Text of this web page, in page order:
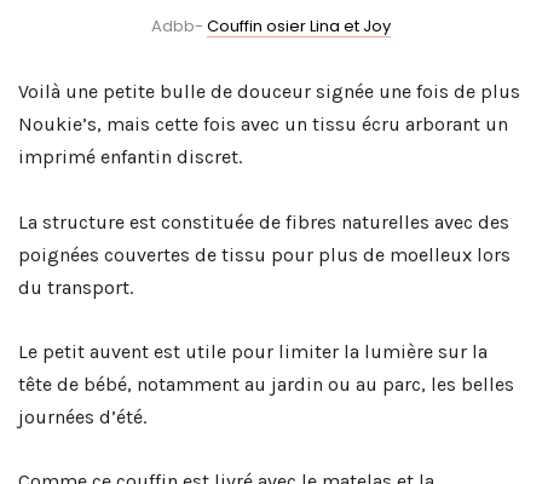
Adbb- Couffin osier Lina et Joy
Voilà une petite bulle de douceur signée une fois de plus
Noukie’s, mais cette fois avec un tissu écru arborant un
imprimé enfantin discret.
La structure est constituée de fibres naturelles avec des
poignées couvertes de tissu pour plus de moelleux lors
du transport.
Le petit auvent est utile pour limiter la lumière sur la
tête de bébé, notamment au jardin ou au parc, les belles
journées d’été.